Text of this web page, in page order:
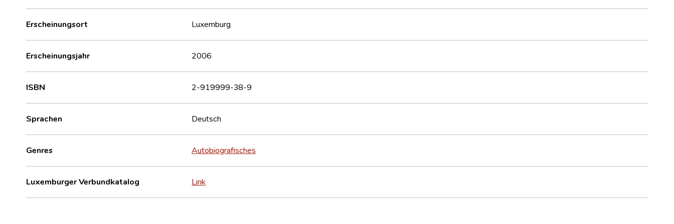
Erscheinungsort Luxemburg
Erscheinungsjahr 2006
ISBN 2-919999-38-9
Sprachen Deutsch
Genres Autobiografisches
Luxemburger Verbundkatalog Link